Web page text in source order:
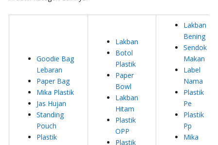
Goodie Bag
Lebaran
Paper Bag
Mika Plastik
Jas Hujan
Standing
Pouch
Plastik
Lakban
Botol
Plastik
Paper
Bowl
Lakban
Hitam
Plastik
OPP
Plastik
Lakban
Bening
Sendok
Makan
Label
Nama
Plastik
Pe
Plastik
Pp
Mika